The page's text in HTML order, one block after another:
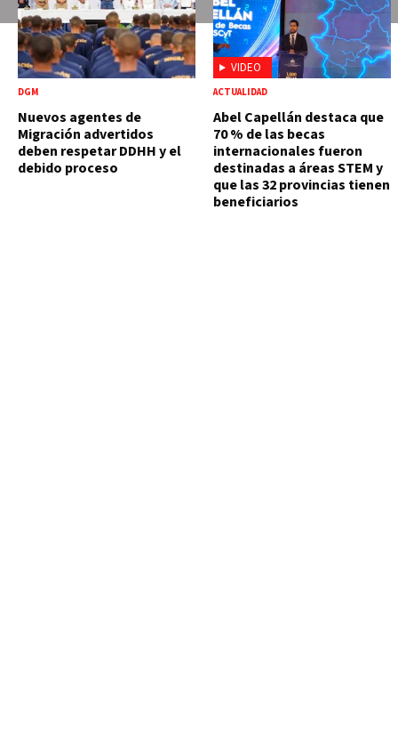
DGM
Nuevos agentes de
Migración advertidos
deben respetar DDHH y el
debido proceso
VIDEO
ACTUALIDAD
Abel Capellán destaca que
70 % de las becas
internacionales fueron
destinadas a áreas STEM y
que las 32 provincias tienen
beneficiarios